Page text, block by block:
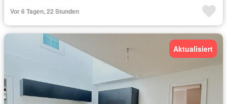
Vor 6 Tagen, 22 Stunden
Aktualisiert